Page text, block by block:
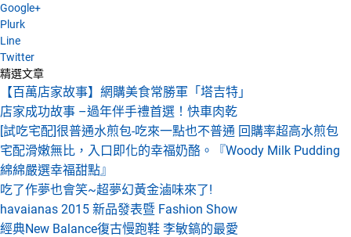
Google+
Plurk
Line
Twitter
精選文章
【百萬店家故事】網購美食常勝軍「塔吉特」
店家成功故事 –過年伴手禮首選！快車肉乾
[試吃宅配]很普通水煎包-吃來一點也不普通 回購率超高水煎包
宅配滑嫩無比，入口即化的幸福奶酪。『Woody Milk Pudding
綿綿嚴選幸福甜點』
吃了作夢也會笑~超夢幻黃金滷味來了!
havaianas 2015 新品發表暨 Fashion Show
經典New Balance復古慢跑鞋 李敏鎬的最愛